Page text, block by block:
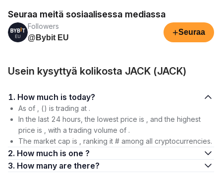
Seuraa meitä sosiaalisessa mediassa
Followers
@Bybit EU
+Seuraa
Usein kysyttyä kolikosta JACK (JACK)
1. How much is today?
As of , () is trading at .
In the last 24 hours, the lowest price is , and the highest
price is , with a trading volume of .
The market cap is , ranking it # among all cryptocurrencies.
2. How much is one ?
3. How many are there?